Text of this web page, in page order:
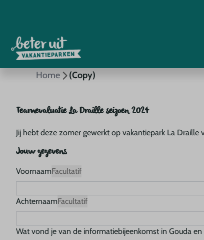
Home (Copy)
Teamevaluatie La Draille seizoen 2024
Jij hebt deze zomer gewerkt op vakantiepark La
Jouw gegevens
VoornaamFacultatif
AchternaamFacultatif
Wat vond je van de informatiebijeenkomst in Gouda